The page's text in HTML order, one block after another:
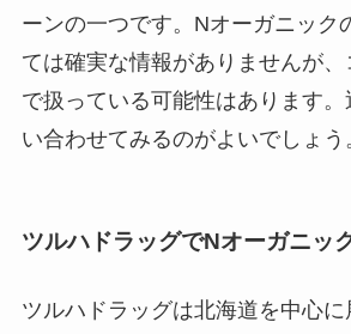
ーンの一つです。Nオーガニック
ては確実な情報がありませんが
で扱っている可能性はあります
い合わせてみるのがよいでしょう
ツルハドラッグでNオーガニッ
ツルハドラッグは北海道を中心に